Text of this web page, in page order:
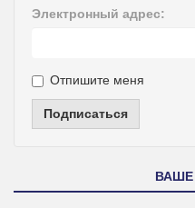
Электронный адрес:
Отпишите меня
Подписаться